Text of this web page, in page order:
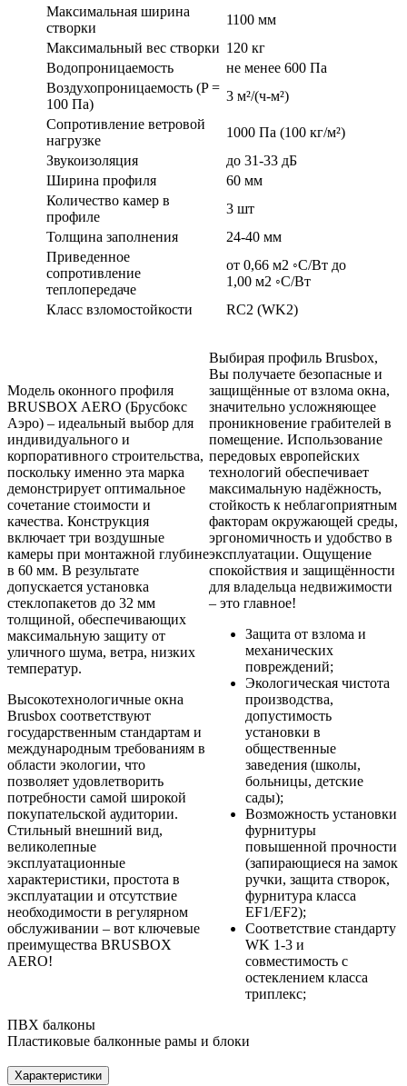
Максимальная ширина
створки
1100 мм
Максимальный вес створки 120 кг
Водопроницаемость
не менее 600 Па
Воздухопроницаемость (P =
100 Па)
3 м²/(ч-м²)
Сопротивление ветровой
нагрузке
1000 Па (100 кг/м²)
Звукоизоляция
до 31-33 дБ
Ширина профиля
60 мм
Количество камер в
профиле
3 шт
Толщина заполнения
24-40 мм
Приведенное
сопротивление
теплопередаче
от 0,66 м2 ◦С/Вт до
1,00 м2 ◦С/Вт
Класс взломостойкости
RC2 (WK2)
Модель оконного профиля
BRUSBOX AERO (Брусбокс
Аэро) – идеальный выбор для
индивидуального и
корпоративного строительства,
поскольку именно эта марка
демонстрирует оптимальное
сочетание стоимости и
качества. Конструкция
включает три воздушные
камеры при монтажной глубине
в 60 мм. В результате
допускается установка
стеклопакетов до 32 мм
толщиной, обеспечивающих
максимальную защиту от
уличного шума, ветра, низких
температур.
Высокотехнологичные окна
Brusbox соответствуют
государственным стандартам и
международным требованиям в
области экологии, что
позволяет удовлетворить
потребности самой широкой
покупательской аудитории.
Стильный внешний вид,
великолепные
эксплуатационные
характеристики, простота в
эксплуатации и отсутствие
необходимости в регулярном
обслуживании – вот ключевые
преимущества BRUSBOX
AERO!
Выбирая профиль Brusbox,
Вы получаете безопасные и
защищённые от взлома окна,
значительно усложняющее
проникновение грабителей в
помещение. Использование
передовых европейских
технологий обеспечивает
максимальную надёжность,
стойкость к неблагоприятным
факторам окружающей среды,
эргономичность и удобство в
эксплуатации. Ощущение
спокойствия и защищённости
для владельца недвижимости
– это главное!
Защита от взлома и
механических
повреждений;
Экологическая чистота
производства,
допустимость
установки в
общественные
заведения (школы,
больницы, детские
сады);
Возможность установки
фурнитуры
повышенной прочности
(запирающиеся на замок
ручки, защита створок,
фурнитура класса
EF1/EF2);
Соответствие стандарту
WK 1-3 и
совместимость с
остеклением класса
триплекс;
ПВХ балконы
Пластиковые балконные рамы и блоки
Характеристики